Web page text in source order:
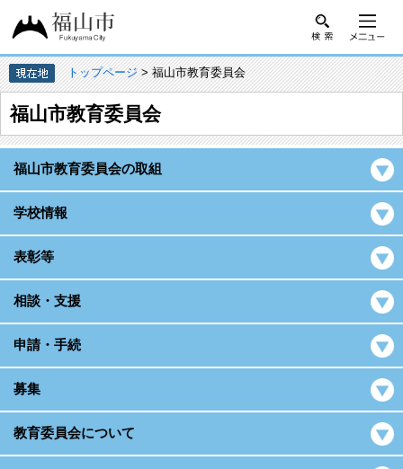
トップページ> 福山市教育委員会
福山市教育委員会
福山市教育委員会の取組
学校情報
表彰等
相談・支援
申請・手続
募集
教育委員会について